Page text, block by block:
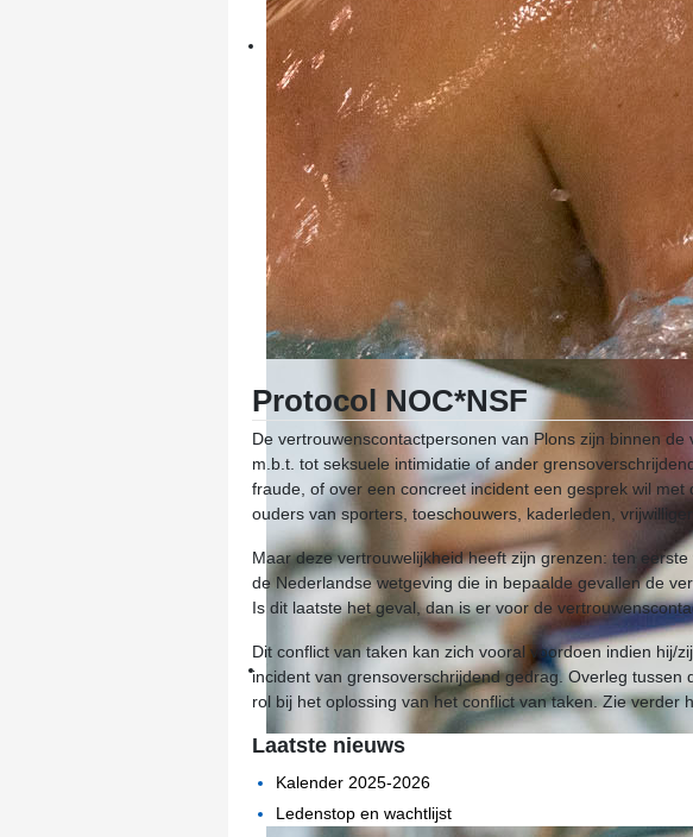
Laatste nieuws
Kalender 2025-2026
Ledenstop en wachtlijst
Protocol NOC*NSF
De vertrouwenscontactpersonen van Plons zijn binnen
m.b.t. tot seksuele intimidatie of ander
fraude, of over een concreet incident een gesprek wil
ouders van sporters, toeschouwers, kaderleden,
Maar deze vertrouwelijkheid heeft zijn grenzen: ten
de Nederlandse wetgeving die in bepaalde gevallen de
Is dit laatste het geval, dan is er voor de
Dit conflict van taken kan zich vooral voordoen indien hij/
incident van grensoverschrijdend gedrag. Overleg
rol bij het oplossing van het conflict van taken. Zie verder